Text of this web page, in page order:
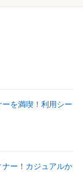
を満喫！利用シー
ナー！カジュアルか